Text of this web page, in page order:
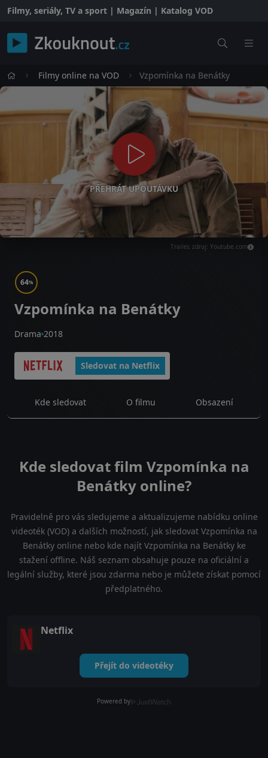
Filmy, seriály, TV a sport | Magazín | Katalog VOD
Filmy online na VOD Vzpomínka na Benátky
PŘEHRÁT UPOUTÁVKU
Trailer, zdroj: Youtube.com
64%
Vzpomínka na Benátky
Drama 2018
Sledovat na Netflix
Kde sledovat O filmu Obsazení
Kde sledovat film Vzpomínka na
Benátky online?
Pravidelně pro vás sledujeme a aktualizujeme nabídku online
videoték (VOD) a dalších možností, jak sledovat Vzpomínka na
Benátky online nebo kde najít Vzpomínka na Benátky ke
stažení offline. Náš seznam obsahuje pouze na oficiální a
legální služby, které jsou zdarma nebo je můžete získat pomocí
předplatného.
Netflix
Přejít do videotéky
Powered by